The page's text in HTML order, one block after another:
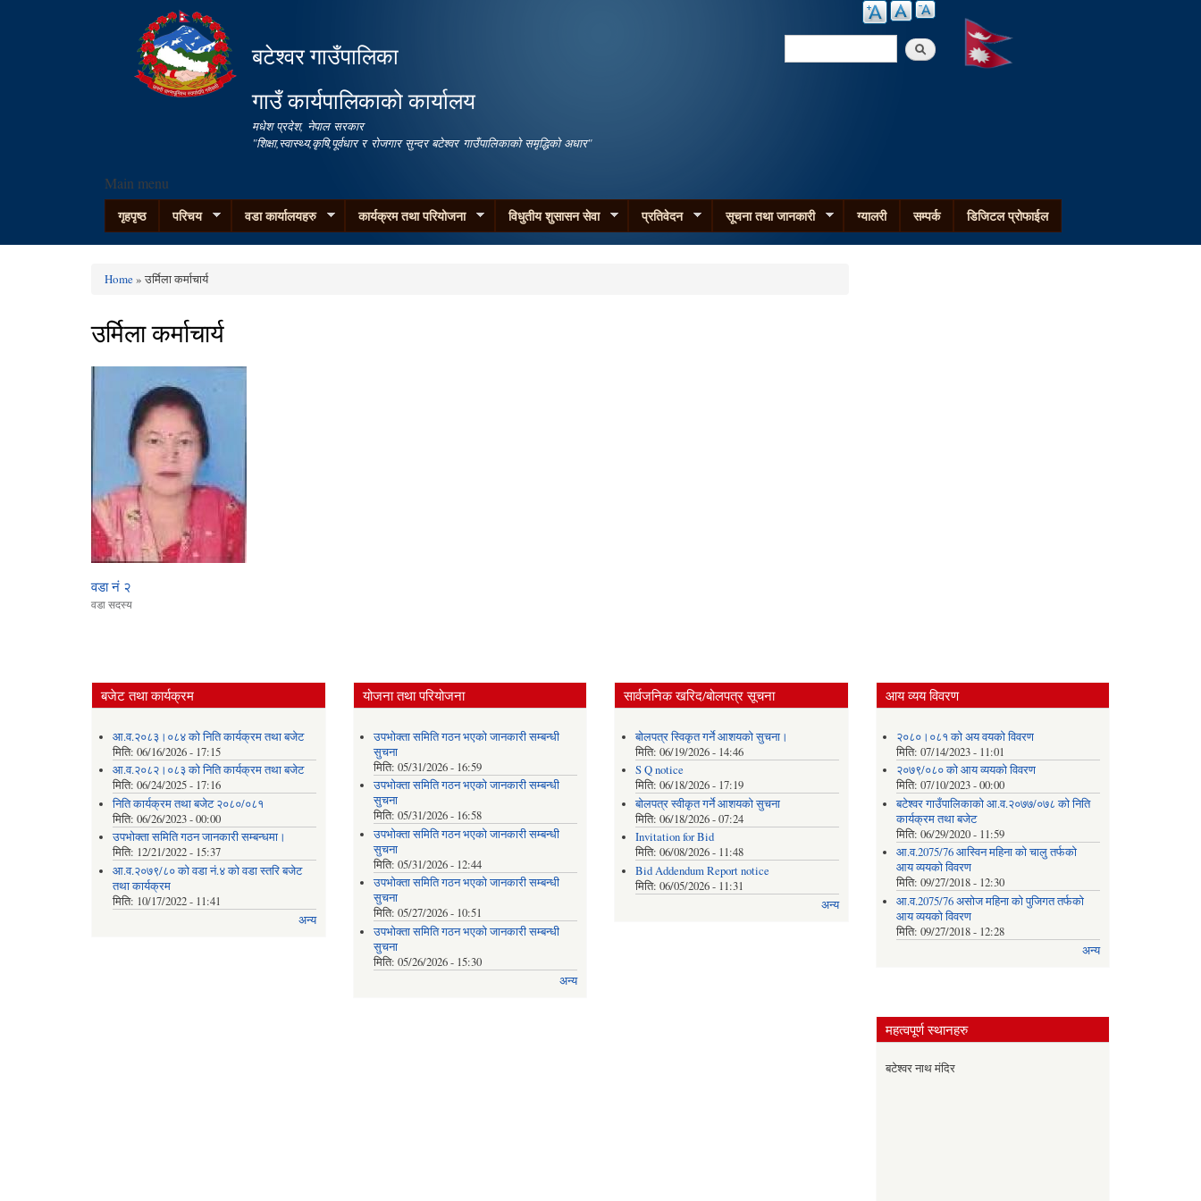
बटेश्वर गाउँपालिका
गाउँ कार्यपालिकाको कार्यालय
मधेश प्रदेश, नेपाल सरकार
"शिक्षा,स्वास्थ्य,कृषि,पूर्वधार र रोजगार सुन्दर बटेश्वर गाउँपालिकाको समृद्धिको अधार"
Search
Main menu
गृहपृष्ठ
परिचय वडा कार्यालयहरु कार्यक्रम तथा परियोजना विधुतीय शुसासन सेवा प्रतिवेदन सूचना तथा जानकारी ग्यालरी सम्पर्क डिजिटल प्रोफाईल
Home» उर्मिला कर्माचार्य
उर्मिला कर्माचार्य
वडा नं २
वडा सदस्य
बजेट तथा कार्यक्रम
आ.व.२०८३।०८४ को निति कार्यक्रम तथा बजेट
मिति: 06/16/2026 - 17:15
आ.व.२०८२।०८३ को निति कार्यक्रम तथा बजेट
मिति: 06/24/2025 - 17:16
निति कार्यक्रम तथा बजेट २०८०/०८१
मिति: 06/26/2023 - 00:00
उपभोक्ता समिति गठन जानकारी सम्बन्धमा।
मिति: 12/21/2022 - 15:37
आ.व.२०७९/८० को वडा नं.४ को वडा स्तरि बजेट
तथा कार्यक्रम
मिति: 10/17/2022 - 11:41
अन्य
योजना तथा परियोजना
उपभोक्ता समिति गठन भएको जानकारी सम्बन्धी
सुचना
मिति:05/31/2026 - 16:59
उपभोक्ता समिति गठन भएको जानकारी सम्बन्धी
सुचना
मिति:05/31/2026 - 16:58
उपभोक्ता समिति गठन भएको जानकारी सम्बन्धी
सुचना
मिति:05/31/2026 - 12:44
उपभोक्ता समिति गठन भएको जानकारी सम्बन्धी
सुचना
मिति:05/27/2026 - 10:51
उपभोक्ता समिति गठन भएको जानकारी सम्बन्धी
सुचना
मिति:05/26/2026 - 15:30
अन्य
सार्वजनिक खरिद/बोलपत्र सूचना
बोलपत्र स्विकृत गर्ने आशयको सुचना।
मिति: 06/19/2026 - 14:46
S Q notice
मिति: 06/18/2026 - 17:19
बोलपत्र स्वीकृत गर्ने आशयको सुचना
मिति: 06/18/2026 - 07:24
Invitation for Bid
मिति: 06/08/2026 - 11:48
Bid Addendum Report notice
मिति: 06/05/2026 - 11:31
अन्य
आय व्यय विवरण
२०८०।०८१ को अय वयको विवरण
मिति:07/14/2023 - 11:01
२०७९/०८० को आय व्ययको विवरण
मिति:07/10/2023 - 00:00
बटेश्वर गाउँपालिकाको आ.व.२०७७/०७८ को निति
कार्यक्रम तथा बजेट
मिति:06/29/2020 - 11:59
आ.व.2075/76 आस्विन महिना को चालु तर्फको
आय व्ययको विवरण
मिति:09/27/2018 - 12:30
आ.व.2075/76 असोज महिना को पुजिगत तर्फको
आय व्ययको विवरण
मिति:09/27/2018 - 12:28
अन्य
महत्वपूर्ण स्थानहरु
बटेश्वर नाथ मंदिर